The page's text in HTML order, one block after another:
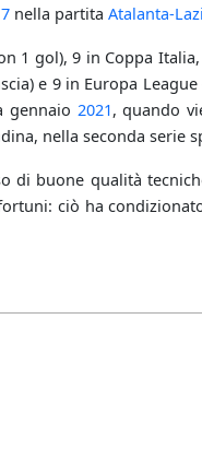
nella partita Atalanta-
1 gol), 9 in Coppa
e 9 in Europa
gennaio 2021, quando
nella seconda serie
di buone qualità
ciò ha